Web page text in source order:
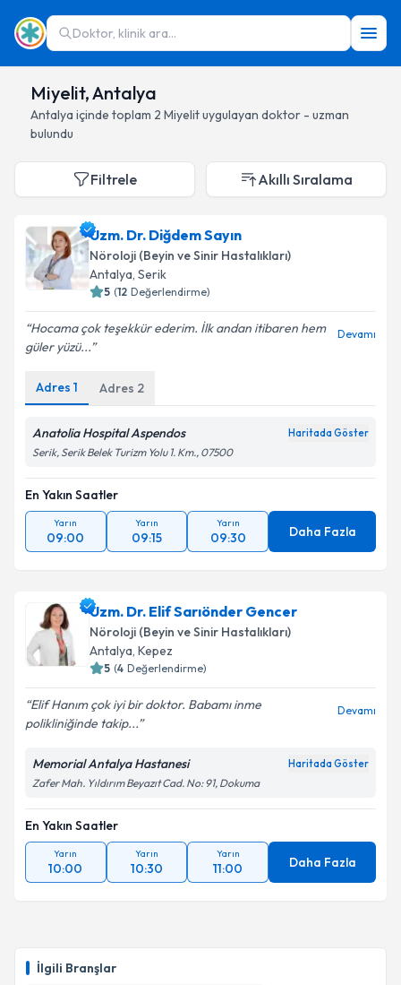
Doktor, klinik ara...
Miyelit, Antalya
Antalya içinde toplam 2 Miyelituygulayan doktor - uzman
bulundu
İlgili Branşlar
Filtrele Akıllı Sıralama
Uzm. Dr. Diğdem Sayın
Nöroloji (Beyin ve Sinir Hastalıkları)
Antalya, Serik
5 (12 Değerlendirme)
Hocama çok teşekkür ederim. İlk andan itibaren hem
güler yüzü...
Devamı
Adres 1 Adres 2
Anatolia Hospital Aspendos Haritada Göster
Serik, Serik Belek Turizm Yolu 1. Km., 07500
En Yakın Saatler
Yarın
09:00
Yarın
09:15
Yarın
09:30 Daha Fazla
Uzm. Dr. Elif Sarıönder Gencer
Nöroloji (Beyin ve Sinir Hastalıkları)
Antalya, Kepez
5 (4 Değerlendirme)
Elif Hanım çok iyi bir doktor. Babamı inme
polikliniğinde takip...
Devamı
Memorial Antalya Hastanesi Haritada Göster
Zafer Mah. Yıldırım Beyazıt Cad. No: 91, Dokuma
En Yakın Saatler
Yarın
10:00
Yarın
10:30
Yarın
11:00 Daha Fazla